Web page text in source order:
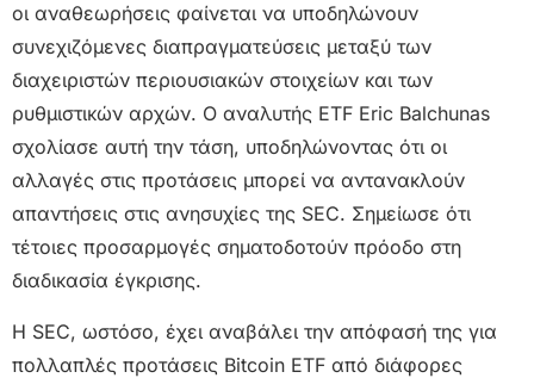
οι αναθεωρήσεις φαίνεται να υποδηλώνουν
συνεχιζόμενες διαπραγματεύσεις μεταξύ των
διαχειριστών περιουσιακών στοιχείων και των
ρυθμιστικών αρχών. Ο αναλυτής ETF Eric Balchunas
σχολίασε αυτή την τάση, υποδηλώνοντας ότι οι
αλλαγές στις προτάσεις μπορεί να αντανακλούν
απαντήσεις στις ανησυχίες της SEC. Σημείωσε ότι
τέτοιες προσαρμογές σηματοδοτούν πρόοδο στη
διαδικασία έγκρισης.
Η SEC, ωστόσο, έχει αναβάλει την απόφασή της για
πολλαπλές προτάσεις Bitcoin ETF από διάφορες